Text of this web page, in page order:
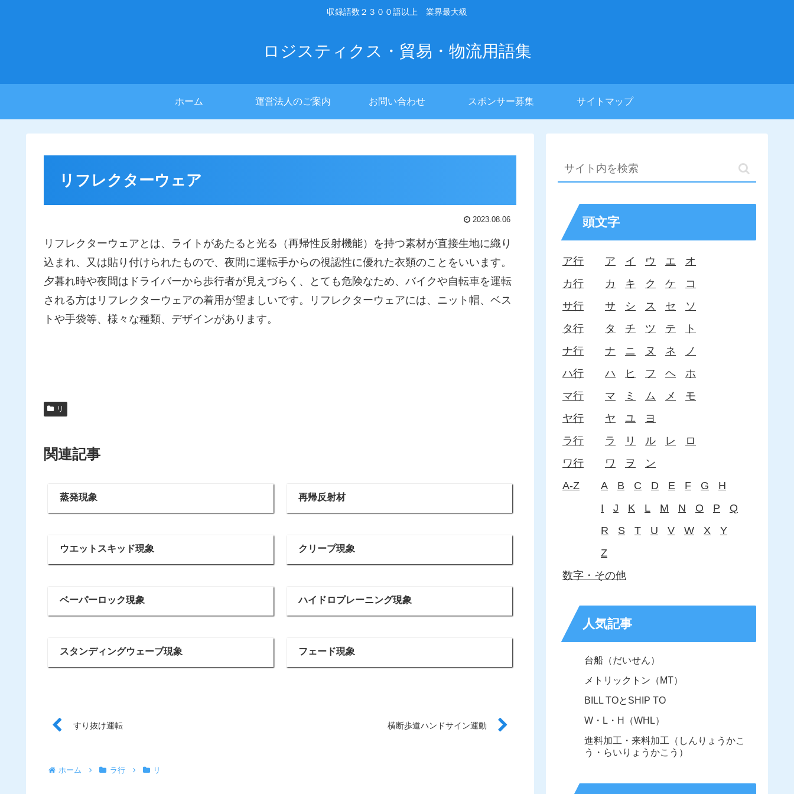
収録語数２３００語以上 業界最大級
ロジスティクス・貿易・物流用語集
ホーム 運営法人のご案内 お問い合わせ スポンサー募集 サイトマップ
リフレクターウェア
2023.08.06
リフレクターウェアとは、ライトがあたると光る（再帰性反射機能）を持つ素材が直接生地に織り
込まれ、又は貼り付けられたもので、夜間に運転手からの視認性に優れた衣類のことをいいます。
夕暮れ時や夜間はドライバーから歩行者が見えづらく、とても危険なため、バイクや自転車を運転
される方はリフレクターウェアの着用が望ましいです。リフレクターウェアには、ニット帽、ベス
トや手袋等、様々な種類、デザインがあります。
リ
関連記事
蒸発現象 再帰反射材
ウエットスキッド現象 クリープ現象
ベーパーロック現象 ハイドロプレーニング現象
スタンディングウェーブ現象 フェード現象
すり抜け運転 横断歩道ハンドサイン運動
ホーム ラ行 リ
頭文字
ア行 ア イ ウ エ
オ
カ行
カ キ ク ケ
コ
サ行
サ シ ス セ
ソ
タ行
タ チ ツ テ
ト
ナ行
ナ ニ ヌ ネ
ノ
ハ行
ハ ヒ フ ヘ
ホ
マ行
マ ミ ム メ
モ
ヤ行
ヤ ユ
ヨ
ラ行
ラ リ ル レ
ロ
ワ行
ワ ヲ
ン
A-Z
A B C D E F G
H
I
J K L M N O P
Q
R
S T U V W X
Y
Z
数字・その他
人気記事
台船（だいせん）
メトリックトン（MT）
BILL TOとSHIP TO
W・L・H（WHL）
進料加工・来料加工（しんりょうかこ
う・らいりょうかこう）